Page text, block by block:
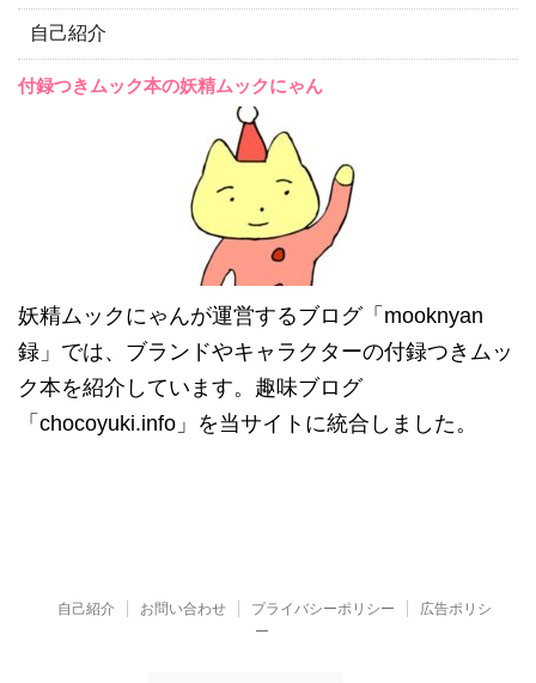
自己紹介
付録つきムック本の妖精ムックにゃん
妖精ムックにゃんが運営するブログ「mooknyan
録」では、ブランドやキャラクターの付録つきムッ
ク本を紹介しています。趣味ブログ
「chocoyuki.info」を当サイトに統合しました。
自己紹介 お問い合わせ プライバシーポリシー
広告ポリシ
ー